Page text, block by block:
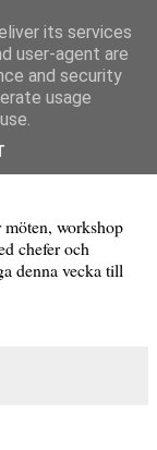
möten, workshop
chefer och
denna vecka till
its services
user-agent are
and security
usage